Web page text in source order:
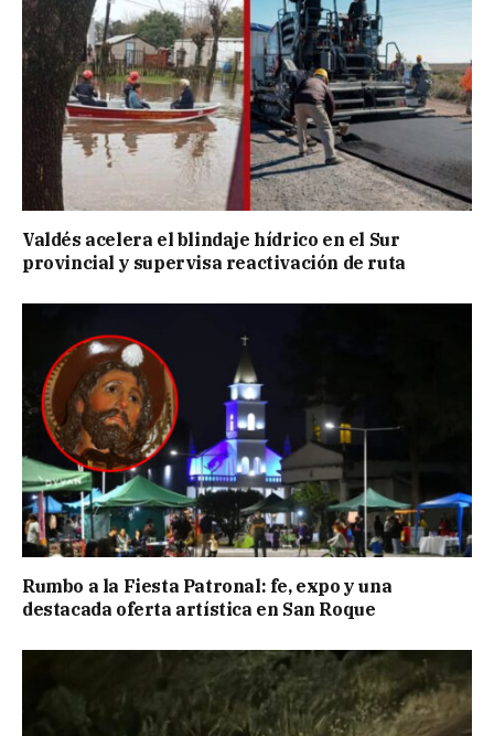
Valdés acelera el blindaje hídrico en el Sur
provincial y supervisa reactivación de ruta
Rumbo a la Fiesta Patronal: fe, expo y una
destacada oferta artística en San Roque